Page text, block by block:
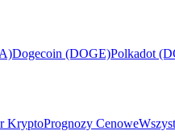
Dogecoin (DOGE)Polkadot
KryptoPrognozy Cenowe